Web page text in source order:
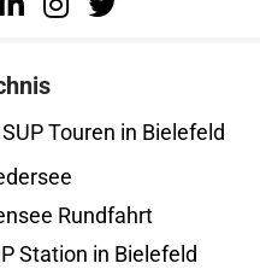
Touren in Bielefeld
Rundfahrt
Station in Bielefeld